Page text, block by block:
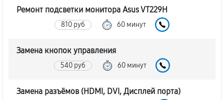
Ремонт подсветки монитора Asus VT229H
810 руб 60 минут
Замена кнопок управления
540 руб 60 минут
Замена разъёмов (HDMI, DVI, Дисплей порта)